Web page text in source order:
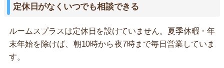
定休日がなくいつでも相談できる
ルームスプラスは定休日を設けていません。夏季休暇・年
末年始を除けば、朝10時から夜7時まで毎日営業していま
す。